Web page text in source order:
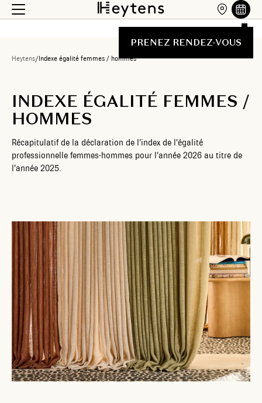
PRENEZ RENDEZ-VOUS
Heytens/Indexe égalité femmes / hommes
INDEXE ÉGALITÉ FEMMES /
HOMMES
Récapitulatif de la déclaration de l’index de l’égalité
professionnelle femmes-hommes pour l’année 2026 au titre de
l’année 2025.